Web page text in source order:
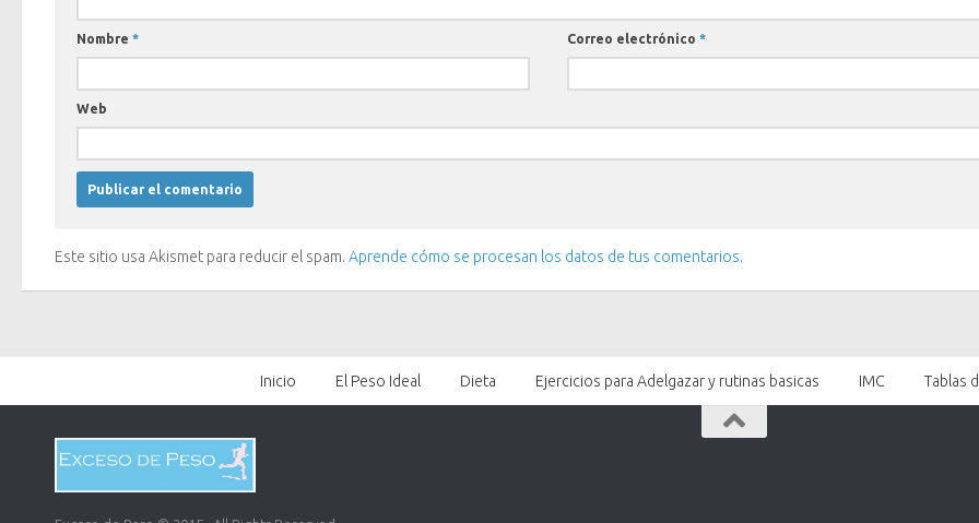
Nombre * Correo electrónico*
Web
Este sitio usa Akismet para reducir el spam. Aprende cómo se procesan los datos de tus comentarios.
Inicio El Peso Ideal Dieta Ejercicios para Adelgazar y rutinas basicas IMC Tablas